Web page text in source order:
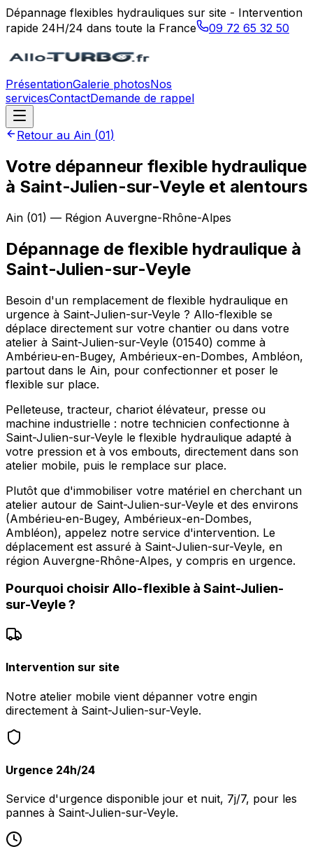
Dépannage flexibles hydrauliques sur site - Intervention
rapide 24H/24 dans toute la France
09 72 65 32 50
PrésentationGalerie photosNos
servicesContactDemande de rappel
Retour au Ain (01)
Votre dépanneur flexible hydraulique
à Saint-Julien-sur-Veyle et alentours
Ain (01) — Région Auvergne-Rhône-Alpes
Dépannage de flexible hydraulique à
Saint-Julien-sur-Veyle
Besoin d'un remplacement de flexible hydraulique en
urgence à Saint-Julien-sur-Veyle ? Allo-flexible se
déplace directement sur votre chantier ou dans votre
atelier à Saint-Julien-sur-Veyle (01540) comme à
Ambérieu-en-Bugey, Ambérieux-en-Dombes, Ambléon,
partout dans le Ain, pour confectionner et poser le
flexible sur place.
Pelleteuse, tracteur, chariot élévateur, presse ou
machine industrielle : notre technicien confectionne à
Saint-Julien-sur-Veyle le flexible hydraulique adapté à
votre pression et à vos embouts, directement dans son
atelier mobile, puis le remplace sur place.
Plutôt que d'immobiliser votre matériel en cherchant un
atelier autour de Saint-Julien-sur-Veyle et des environs
(Ambérieu-en-Bugey, Ambérieux-en-Dombes,
Ambléon), appelez notre service d'intervention. Le
déplacement est assuré à Saint-Julien-sur-Veyle, en
région Auvergne-Rhône-Alpes, y compris en urgence.
Pourquoi choisir Allo-flexible à Saint-Julien-
sur-Veyle?
Intervention sur site
Notre atelier mobile vient dépanner votre engin
directement à Saint-Julien-sur-Veyle.
Urgence 24h/24
Service d'urgence disponible jour et nuit, 7j/7, pour les
pannes à Saint-Julien-sur-Veyle.